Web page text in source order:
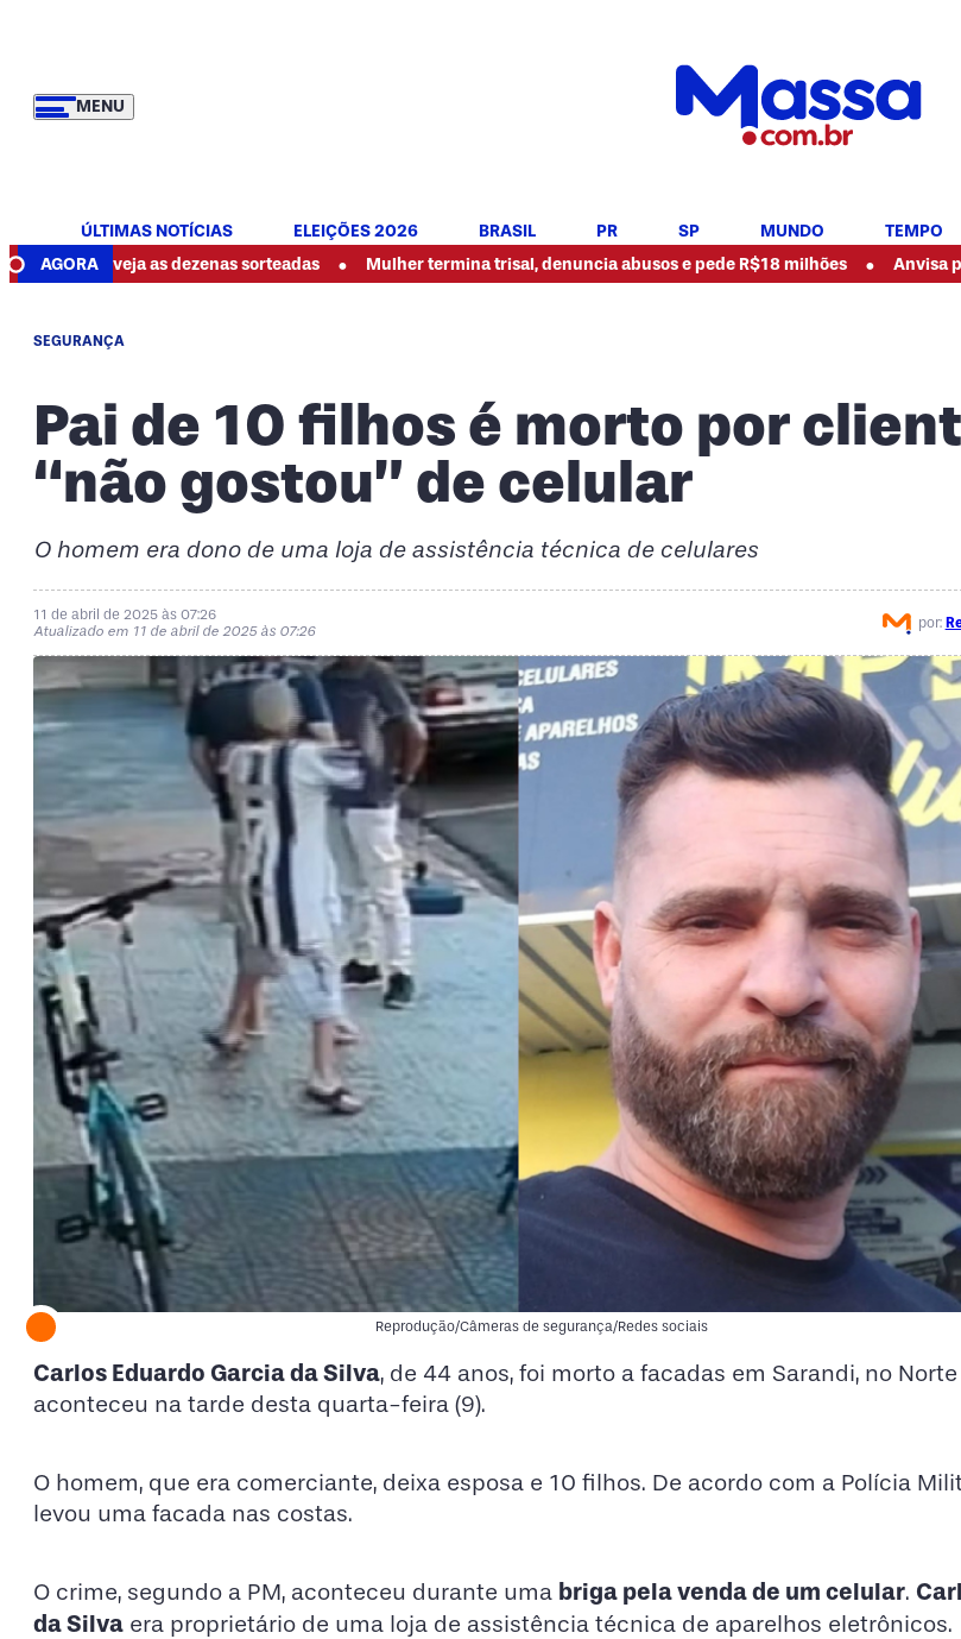
MENU
ÚLTIMAS NOTÍCIAS ELEIÇÕES 2026 BRASIL PR SP MUNDO TEMPO
AGORA
as dezenas sorteadas • Mulher termina trisal, denuncia abusos e pede R$18 milhões • Anvisa proíbe
SEGURANÇA
Pai de 10 filhos é morto por
“não gostou” de celular
O homem era dono de uma loja de assistência técnica de celulares
11 de abril de 2025 às 07:26
Atualizado em 11 de abril de 2025 às 07:26
por:
Reprodução/Câmeras de segurança/Redes sociais
Carlos Eduardo Garcia da Silva, de 44 anos, foi morto a facadas em Sarandi, no
aconteceu na tarde desta quarta-feira (9).
O homem, que era comerciante, deixa esposa e 10 filhos. De acordo com a Polícia
levou uma facada nas costas.
O crime, segundo a PM, aconteceu durante uma briga pela venda de um celular.
da Silva era proprietário de uma loja de assistência técnica de aparelhos eletrônicos.